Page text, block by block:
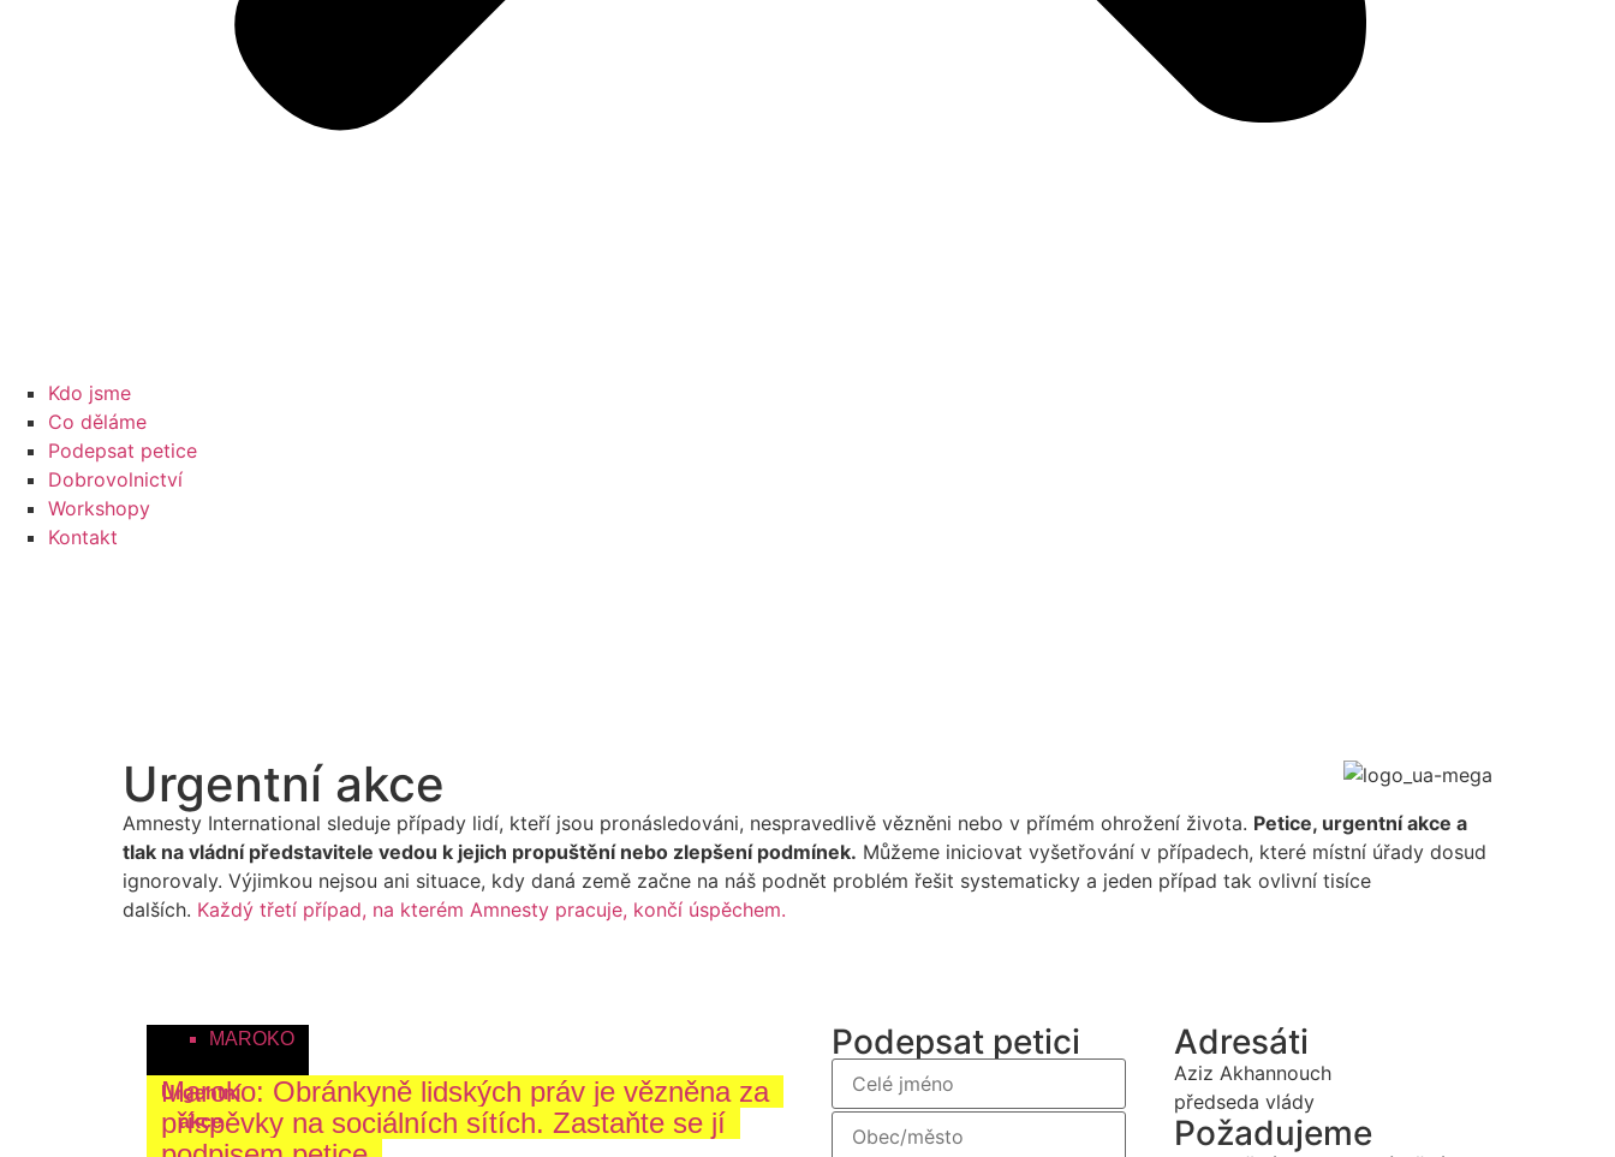
Kdo jsme
Co děláme
Podepsat petice
Dobrovolnictví
Workshopy
Kontakt
Urgentní akce
Amnesty International sleduje případy lidí, kteří jsou pronásledováni, nespravedlivě vězněni nebo v přímém ohrožení života. Petice, urgentní akce a
tlak na vládní představitele vedou k jejich propuštění nebo zlepšení podmínek. Můžeme iniciovat vyšetřování v případech, které místní úřady dosud
ignorovaly. Výjimkou nejsou ani situace, kdy daná země začne na náš podnět problém řešit systematicky a jeden případ tak ovlivní tisíce
dalších. Každý třetí případ, na kterém Amnesty pracuje, končí úspěchem.
Urgentní
akce
MAROKO
Maroko: Obránkyně lidských práv je vězněna za
příspěvky na sociálních sítích. Zastaňte se jí
Podepsat petici Adresáti
Aziz Akhannouch
předseda vlády
Požadujeme